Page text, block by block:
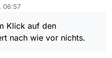
überhaupt nicht möglich?Auch
06:57
Klick auf den
nach wie vor nichts.